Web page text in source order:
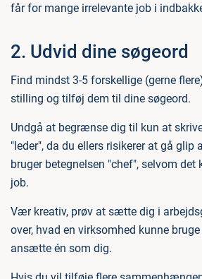
får for mange irrelevante job i
2. Udvid dine søgeord
Find mindst 3-5 forskellige (gerne
stilling og tilføj dem til dine søgeord.
Undgå at begrænse dig til kun at
"leder", da du ellers risikerer at gå glip
bruger betegnelsen "chef", selvom
job.
Vær kreativ, prøv at sætte dig i
over, hvad en virksomhed kunne
ansætte én som dig.